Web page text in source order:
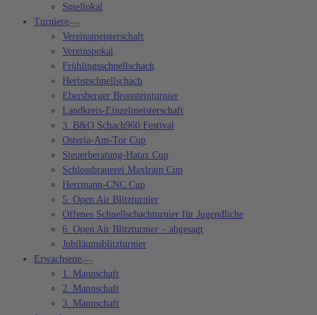
Spiellokal
Turniere
Vereinsmeisterschaft
Vereinspokal
Frühlingsschnellschach
Herbstschnellschach
Ebersberger Bronsteinturnier
Landkreis-Einzelmeisterschaft
3. B&O Schach960 Festival
Osteria-Am-Tor Cup
Steuerberatung-Hatax Cup
Schlossbrauerei Maxlrain Cup
Herrmann-CNC Cup
5. Open Air Blitzturnier
Offenes Schnellschachturnier für Jugendliche
6. Open Air Blitzturnier – abgesagt
Jubiläumsblitzturnier
Erwachsene
1. Mannschaft
2. Mannschaft
3. Mannschaft